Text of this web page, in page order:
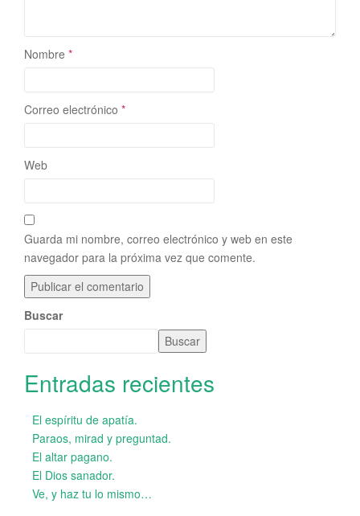
Nombre *
Correo electrónico *
Web
Guarda mi nombre, correo electrónico y web en este
navegador para la próxima vez que comente.
Buscar
Buscar
Entradas recientes
El espíritu de apatía.
Paraos, mirad y preguntad.
El altar pagano.
El Dios sanador.
Ve, y haz tu lo mismo…